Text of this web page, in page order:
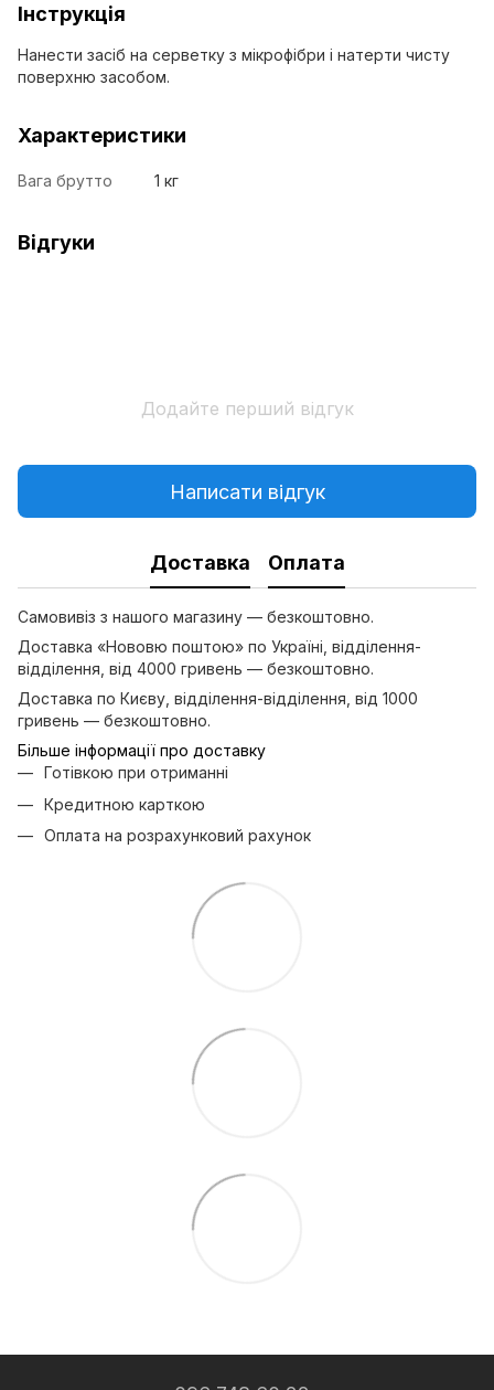
Інструкція
Нанести засіб на серветку з мікрофібри і натерти чисту
поверхню засобом.
Характеристики
Вага брутто 1 кг
Відгуки
Додайте перший відгук
Написати відгук
Доставка Оплата
Самовивіз з нашого магазину — безкоштовно.
Доставка «Нововю поштою» по Україні, відділення-
відділення, від 4000 гривень — безкоштовно.
Доставка по Києву, відділення-відділення, від 1000
гривень — безкоштовно.
Більше інформації про доставку
Готівкою при отриманні
Кредитною карткою
Оплата на розрахунковий рахунок